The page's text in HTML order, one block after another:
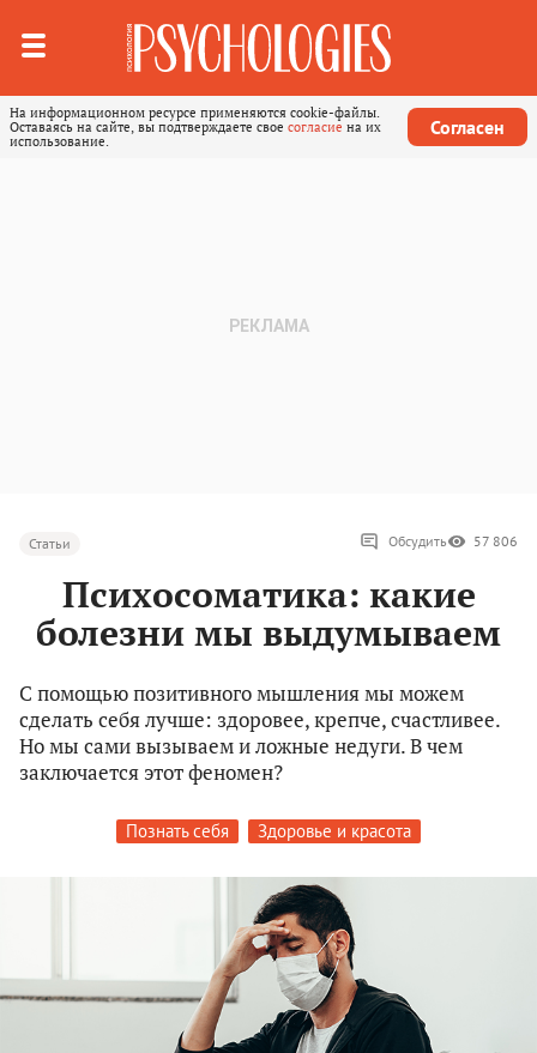
На информационном ресурсе применяются cookie-файлы.
Оставаясь на сайте, вы подтверждаете свое согласие на их
использование.
Согласен
Статьи Обсудить 57 806
Психосоматика: какие
болезни мы выдумываем
С помощью позитивного мышления мы можем
сделать себя лучше: здоровее, крепче, счастливее.
Но мы сами вызываем и ложные недуги. В чем
заключается этот феномен?
Познать себя Здоровье и красота